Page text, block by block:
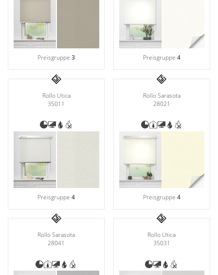
Stoffe
Panneaux
Preisgruppe3 Preisgruppe 4
Rollo Utica
35011
Preisgruppe4
Rollo Sarasota
28021
Preisgruppe 4
Rollo Sarasota
28041
Rollo Utica
35031